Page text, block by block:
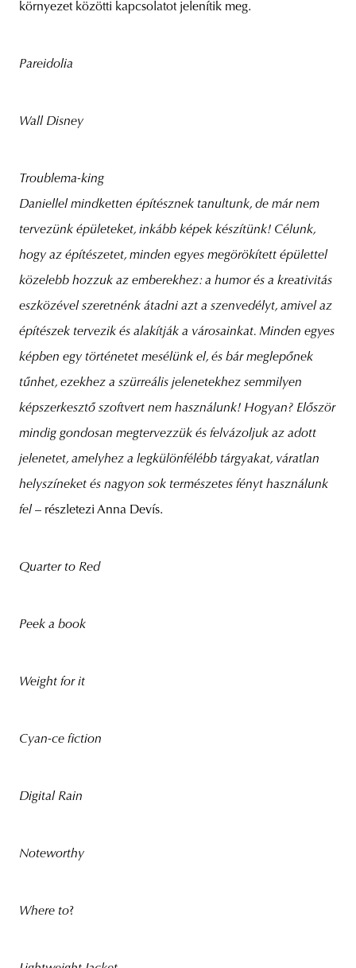
környezet közötti kapcsolatot jelenítik meg.
Pareidolia
Wall Disney
Troublema-king
Daniellel mindketten építésznek tanultunk, de már nem
tervezünk épületeket, inkább képek készítünk! Célunk,
hogy az építészetet, minden egyes megörökített épülettel
közelebb hozzuk az emberekhez: a humor és a kreativitás
eszközével szeretnénk átadni azt a szenvedélyt, amivel az
építészek tervezik és alakítják a városainkat. Minden egyes
képben egy történetet mesélünk el, és bár meglepőnek
tűnhet, ezekhez a szürreális jelenetekhez semmilyen
képszerkesztő szoftvert nem használunk! Hogyan? Először
mindig gondosan megtervezzük és felvázoljuk az adott
jelenetet, amelyhez a legkülönfélébb tárgyakat, váratlan
helyszíneket és nagyon sok természetes fényt használunk
fel – részletezi Anna Devís.
Quarter to Red
Peek a book
Weight for it
Cyan-ce fiction
Digital Rain
Noteworthy
Where to?